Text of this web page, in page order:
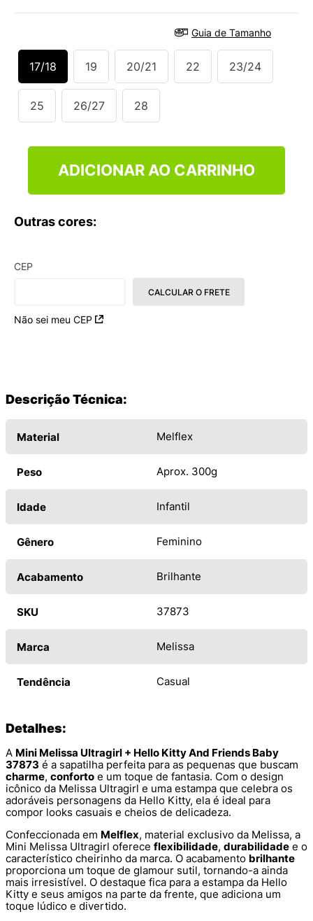
Guia de Tamanho
17/18 19 20/21 22 23/24
25 26/27 28
ADICIONAR AO CARRINHO
Outras cores:
CEP
Não sei meu CEP
CALCULAR O FRETE
Descrição Técnica:
Material Melflex
Peso Aprox. 300g
Idade Infantil
Gênero Feminino
Acabamento Brilhante
SKU 37873
Marca Melissa
Tendência Casual
Detalhes:
A Mini Melissa Ultragirl + Hello Kitty And Friends Baby
37873 é a sapatilha perfeita para as pequenas que buscam
charme, conforto e um toque de fantasia. Com o design
icônico da Melissa Ultragirl e uma estampa que celebra os
adoráveis personagens da Hello Kitty, ela é ideal para
compor looks casuais e cheios de delicadeza.
Confeccionada em Melflex, material exclusivo da Melissa, a
Mini Melissa Ultragirl oferece flexibilidade, durabilidade e o
característico cheirinho da marca. O acabamento brilhante
proporciona um toque de glamour sutil, tornando-a ainda
mais irresistível. O destaque fica para a estampa da Hello
Kitty e seus amigos na parte da frente, que adiciona um
toque lúdico e divertido.
VANS TÊNIS VANS ULTRARANGE